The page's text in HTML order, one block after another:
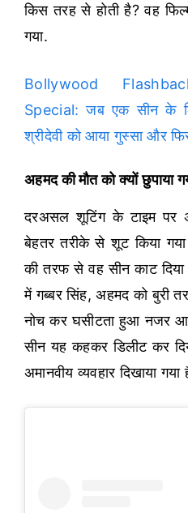
किस तरह से होती है? वह
गया.
Bollywood
Special: जब एक सीन के
श्रीदेवी को आया गुस्सा और
अहमद की मौत को क्यों छुपाया
दरअसल शूटिंग के टाइम पर
बेहतर तरीके से शूट किया
की तरफ से वह सीन काट दिया
में गब्बर सिंह, अहमद को बुरी
नोच कर घसीटता हुआ नजर
सीन यह कहकर डिलीट कर
अमानवीय व्यवहार दिखाया गया